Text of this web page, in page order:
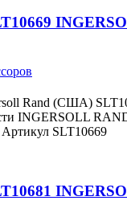
Rand (США)
INGERSOLL
SLT10669